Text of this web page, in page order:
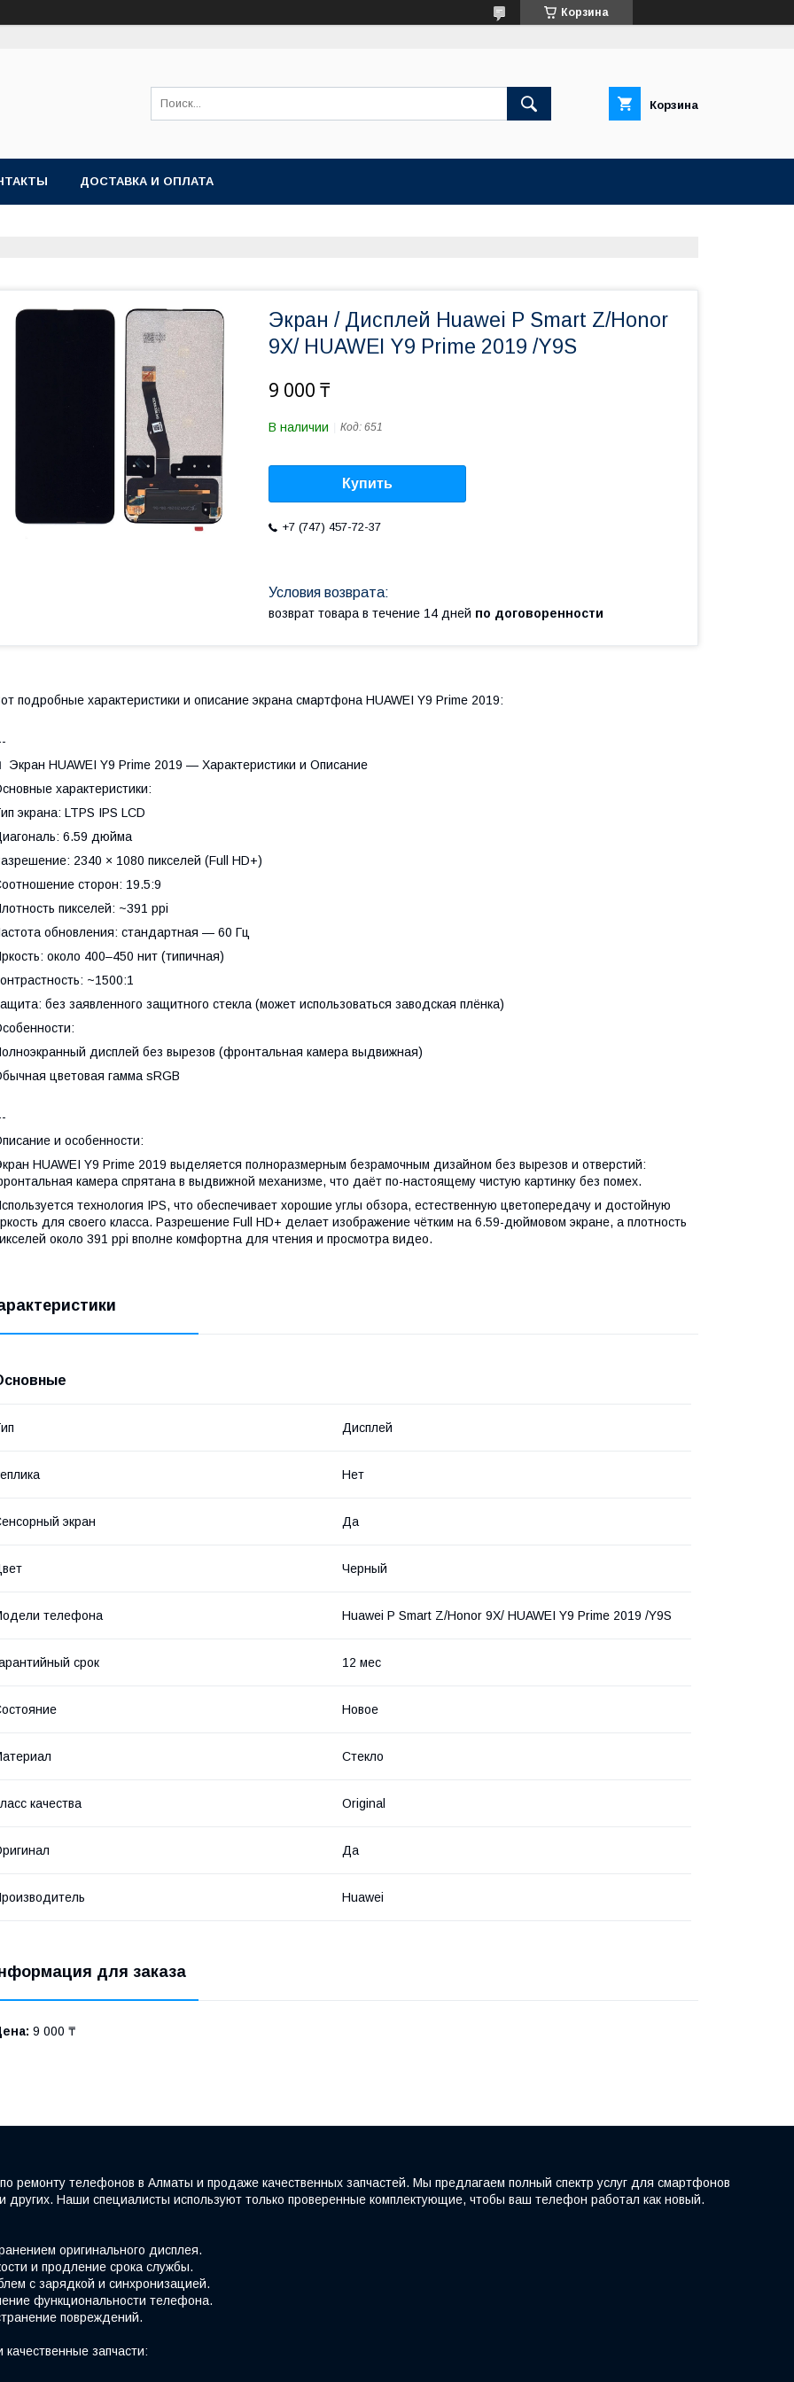
Корзина
Корзина
ДОСТАВКА И ОПЛАТА
Экран / Дисплей Huawei P Smart Z/Honor
9X/ HUAWEI Y9 Prime 2019 /Y9S
9 000 ₸
В наличии Код: 651
Купить
+7 (747) 457-72-37
возврат товара в течение 14 дней по договоренности
подробные характеристики и описание экрана смартфона HUAWEI Y9 Prime 2019:
Экран HUAWEI Y9 Prime 2019 — Характеристики и Описание
характеристики:
экрана: LTPS IPS LCD
6.59 дюйма
2340 × 1080 пикселей (Full HD+)
сторон: 19.5:9
пикселей: ~391 ppi
обновления: стандартная — 60 Гц
около 400–450 нит (типичная)
~1500:1
без заявленного защитного стекла (может использоваться заводская плёнка)
дисплей без вырезов (фронтальная камера выдвижная)
цветовая гамма sRGB
и особенности:
HUAWEI Y9 Prime 2019 выделяется полноразмерным безрамочным дизайном без вырезов и отверстий:
камера спрятана в выдвижной механизме, что даёт по-настоящему чистую картинку без помех.
технология IPS, что обеспечивает хорошие углы обзора, естественную цветопередачу и достойную
для своего класса. Разрешение Full HD+ делает изображение чётким на 6.59-дюймовом экране, а плотность
около 391 ppi вполне комфортна для чтения и просмотра видео.
Дисплей
Нет
экран Да
Черный
телефона Huawei P Smart Z/Honor 9X/ HUAWEI Y9 Prime 2019 /Y9S
срок 12 мес
Новое
Стекло
качества Original
Да
Huawei
для заказа
9 000 ₸
телефонов в Алматы и продаже качественных запчастей. Мы предлагаем полный спектр услуг для смартфонов
других. Наши специалисты используют только проверенные комплектующие, чтобы ваш телефон работал как новый.
оригинального дисплея.
и продление срока службы.
с зарядкой и синхронизацией.
функциональности телефона.
повреждений.
запчасти: